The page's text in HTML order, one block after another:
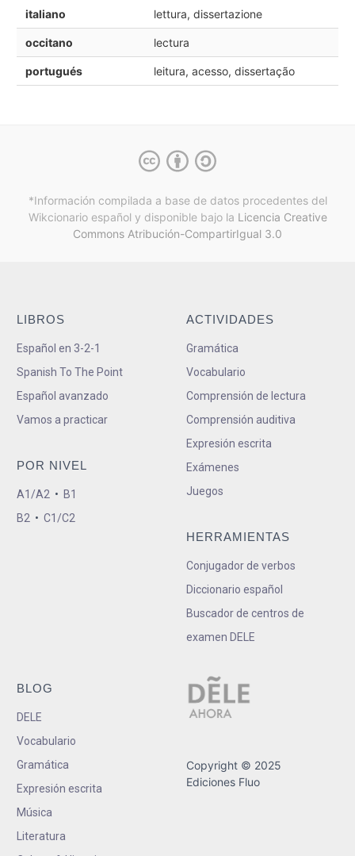
italiano lettura, dissertazione
occitano lectura
portugués leitura, acesso, dissertação
*Información compilada a base de datos procedentes del
Wikcionario español y disponible bajo la Licencia Creative
Commons Atribución-CompartirIgual 3.0
LIBROS
Español en 3-2-1
Spanish To The Point
Español avanzado
Vamos a practicar
POR NIVEL
A1/A2 • B1
B2 • C1/C2
ACTIVIDADES
Gramática
Vocabulario
Comprensión de lectura
Comprensión auditiva
Expresión escrita
Exámenes
Juegos
HERRAMIENTAS
Conjugador de verbos
Diccionario español
Buscador de centros de
examen DELE
BLOG
DELE
Vocabulario
Gramática
Expresión escrita
Música
Literatura
Copyright © 2025
Ediciones Fluo